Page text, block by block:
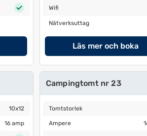
WifiWifi
Nätverksuttag
Nätverksuttag
Läs mer och boka
10x12
16 amp
Campingtomt nr 23
Tomtstorlek
Tomtstorlek
Ampere 16 amp
Ampere